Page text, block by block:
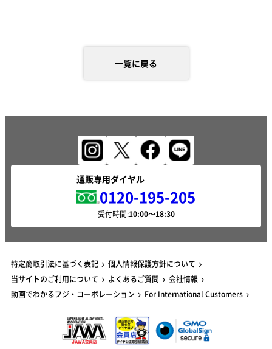
一覧に戻る
通販専用ダイヤル
0120-195-205
受付時間:
特定商取引法に基づく表記
個人情報保護方針について
当サイトのご利用について
よくあるご質問
会社情報
動画でわかるフジ・コーポレーション
For International Customers